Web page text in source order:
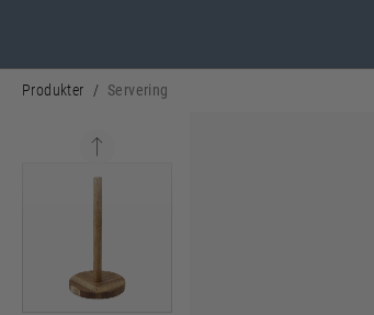
Produkter Servering